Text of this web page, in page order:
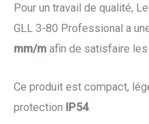
Pour un travail de qualité,
GLL 3-80 Professional a
mm/m afin de satisfaire
Ce produit est compact,
protection
IP54.